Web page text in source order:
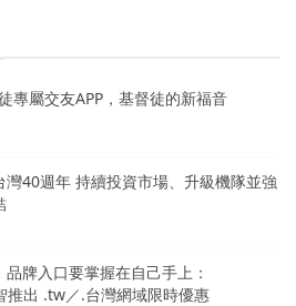
專屬交友APP，基督徒的新福音
灣40週年 持續投資市場、升級機隊並強
牌入口要掌握在自己手上：
推出 .tw／.台灣網域限時優惠